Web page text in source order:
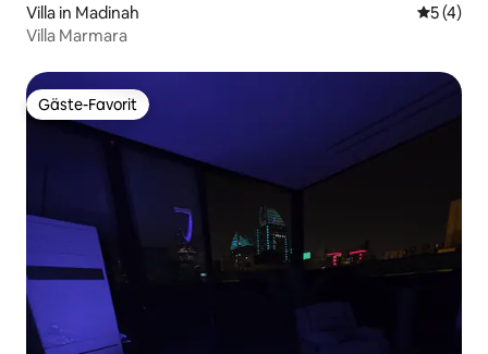
Villa in Madinah
5 (4)
Villa Marmara
Gäste-Favorit
Gäste-Favorit